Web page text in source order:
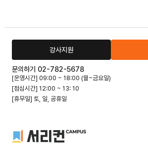
강사지원
문의하기 02-782-5678
[운영시간] 09:00 ~ 18:00 (월~금요일)
[점심시간] 12:00 ~ 13: 10
[휴무일] 토, 일, 공휴일